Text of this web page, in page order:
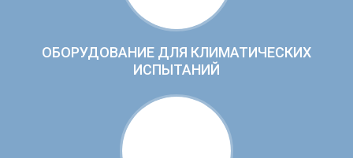
ОБОРУДОВАНИЕ ДЛЯ КЛИМАТИЧЕСКИХ
ИСПЫТАНИЙ